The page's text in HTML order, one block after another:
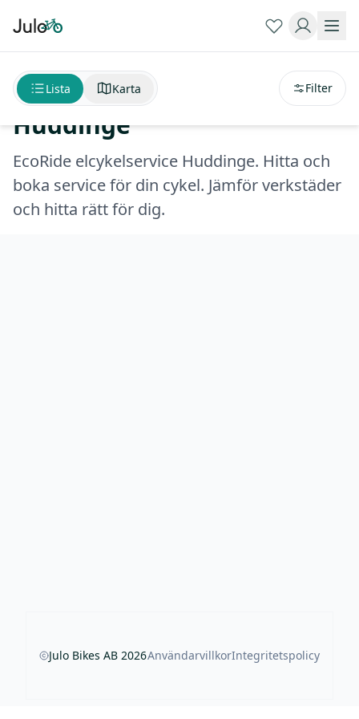
EcoRide elcykelservice
Huddinge
EcoRide elcykelservice Huddinge. Hitta och
boka service för din cykel. Jämför verkstäder
och hitta rätt för dig.
Lista Karta Filter
avstånd
Julo Bikes AB 2026AnvändarvillkorIntegritetspolicy